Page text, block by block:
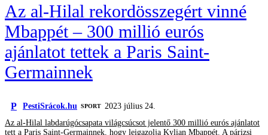
Az al-Hilal rekordösszegért vinné
Mbappét – 300 millió eurós
ajánlatot tettek a Paris Saint-
Germainnek
P PestiSrácok.hu SPORT
2023 július 24.
Az al-Hilal labdarúgócsapata világcsúcsot jelentő 300 millió eurós ajánlatot
tett a Paris Saint-Germainnek, hogy leigazolja Kylian Mbappét. A párizsi